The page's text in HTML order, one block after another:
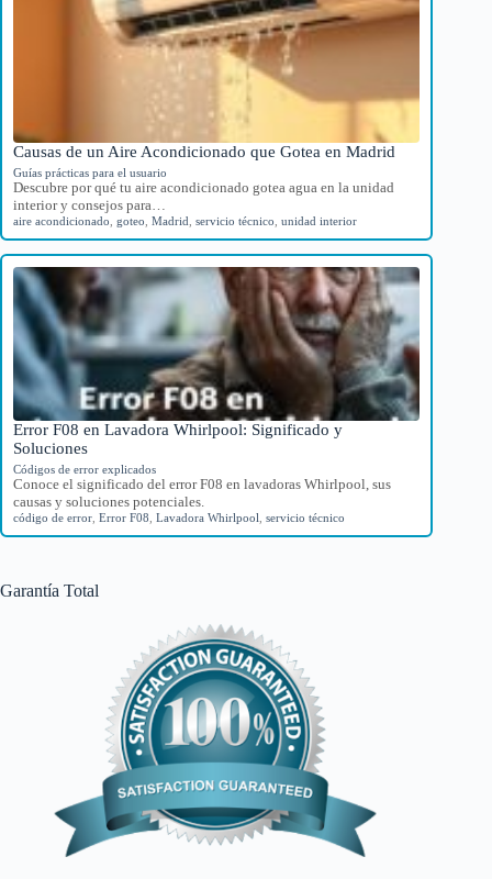
Causas de un Aire Acondicionado que Gotea en Madrid
Guías prácticas para el usuario
Descubre por qué tu aire acondicionado gotea agua en la unidad
interior y consejos para…
aire acondicionado goteo Madrid servicio técnico unidad interior
Error F08 en Lavadora Whirlpool: Significado y
Soluciones
Códigos de error explicados
Conoce el significado del error F08 en lavadoras Whirlpool, sus
causas y soluciones potenciales.
código de error Error F08 Lavadora Whirlpool servicio técnico
Garantía Total